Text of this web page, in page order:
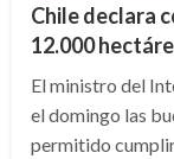
Chile declara
12.000
El ministro del
el domingo las
permitido